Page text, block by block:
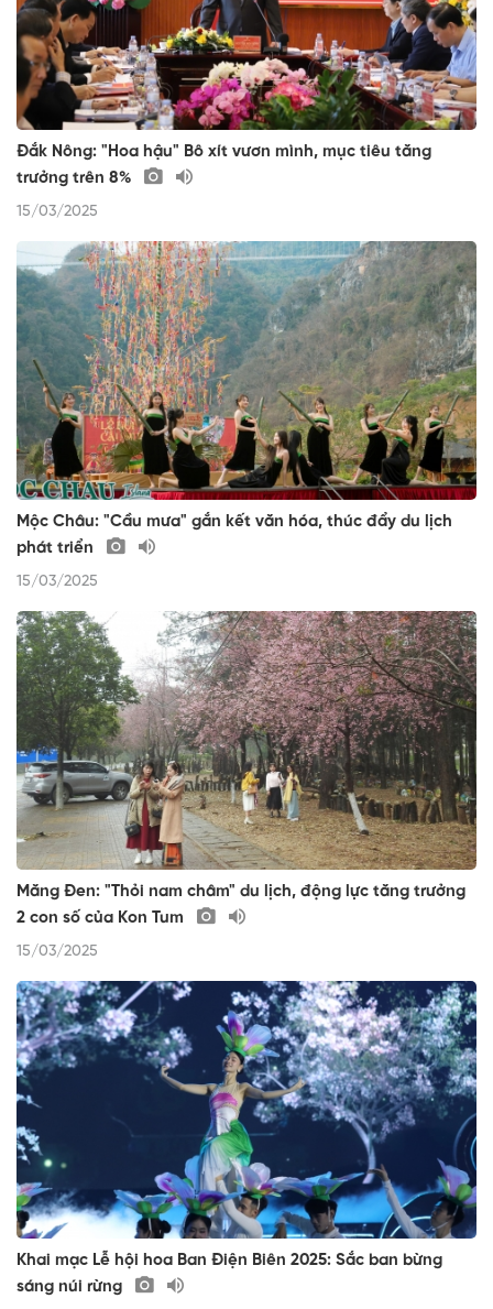
Đắk Nông: "Hoa hậu" Bô xít vươn mình, mục tiêu tăng
trưởng trên 8%
15/03/2025
Mộc Châu: "Cầu mưa" gắn kết văn hóa, thúc đẩy du lịch
phát triển
15/03/2025
Măng Đen: "Thỏi nam châm" du lịch, động lực tăng trưởng
2 con số của Kon Tum
15/03/2025
Khai mạc Lễ hội hoa Ban Điện Biên 2025: Sắc ban bừng
sáng núi rừng